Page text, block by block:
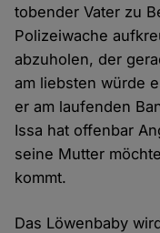
tobender Vater zu
Polizeiwache
abzuholen, der
am liebsten würde
er am laufenden
Issa hat offenbar
seine Mutter
kommt.
Das Löwenbaby